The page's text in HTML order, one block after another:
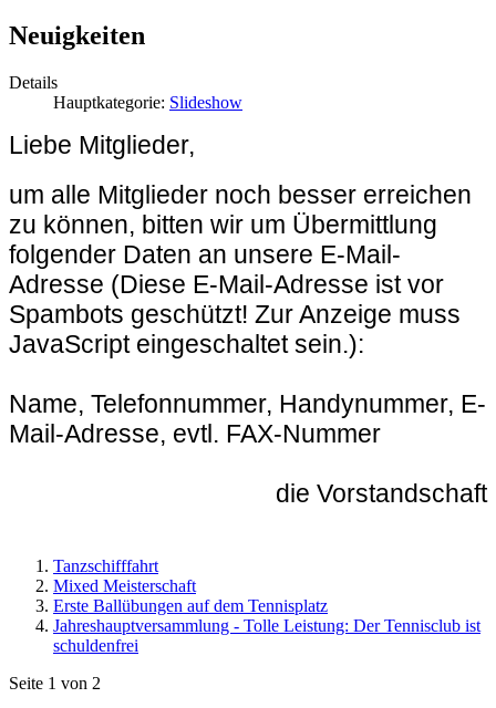
Neuigkeiten
Details
Hauptkategorie: Slideshow
Liebe Mitglieder,
um alle Mitglieder noch besser erreichen
zu können, bitten wir um Übermittlung
folgender Daten an unsere E-Mail-
Adresse (Diese E-Mail-Adresse ist vor
Spambots geschützt! Zur Anzeige muss
JavaScript eingeschaltet sein.):
Name, Telefonnummer, Handynummer, E-
Mail-Adresse, evtl. FAX-Nummer
die Vorstandschaft
Tanzschifffahrt
Mixed Meisterschaft
Erste Ballübungen auf dem Tennisplatz
Jahreshauptversammlung - Tolle Leistung: Der Tennisclub ist
schuldenfrei
Seite 1 von 2